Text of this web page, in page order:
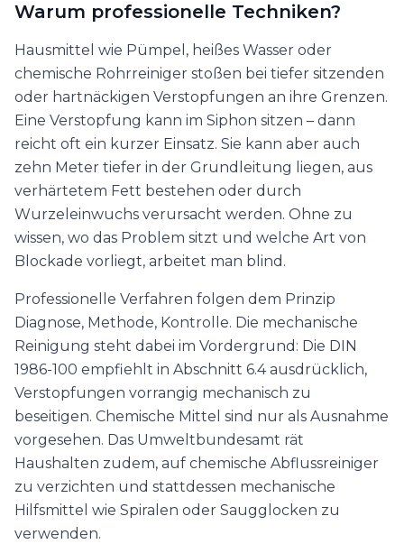
Warum professionelle Techniken?
Hausmittel wie Pümpel, heißes Wasser oder
chemische Rohrreiniger stoßen bei tiefer sitzenden
oder hartnäckigen Verstopfungen an ihre Grenzen.
Eine Verstopfung kann im Siphon sitzen – dann
reicht oft ein kurzer Einsatz. Sie kann aber auch
zehn Meter tiefer in der Grundleitung liegen, aus
verhärtetem Fett bestehen oder durch
Wurzeleinwuchs verursacht werden. Ohne zu
wissen, wo das Problem sitzt und welche Art von
Blockade vorliegt, arbeitet man blind.
Professionelle Verfahren folgen dem Prinzip
Diagnose, Methode, Kontrolle. Die mechanische
Reinigung steht dabei im Vordergrund: Die DIN
1986-100 empfiehlt in Abschnitt 6.4 ausdrücklich,
Verstopfungen vorrangig mechanisch zu
beseitigen. Chemische Mittel sind nur als Ausnahme
vorgesehen. Das Umweltbundesamt rät
Haushalten zudem, auf chemische Abflussreiniger
zu verzichten und stattdessen mechanische
Hilfsmittel wie Spiralen oder Saugglocken zu
verwenden.